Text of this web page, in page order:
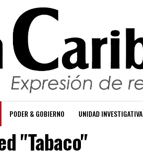
PODER & GOBIERNO UNIDAD INVESTIGATIVA
"Tabaco"